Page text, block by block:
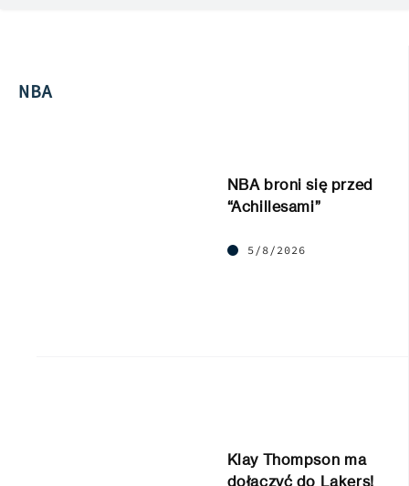
NBA
NBA broni się przed
“Achillesami”
5/8/2026
Klay Thompson ma
dołączyć do Lakers!